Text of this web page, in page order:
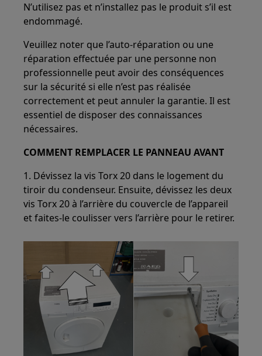
N’utilisez pas et n’installez pas le produit s’il est
endommagé.
Veuillez noter que l’auto‑réparation ou une
réparation effectuée par une personne non
professionnelle peut avoir des conséquences
sur la sécurité si elle n’est pas réalisée
correctement et peut annuler la garantie. Il est
essentiel de disposer des connaissances
nécessaires.
COMMENT REMPLACER LE PANNEAU AVANT
1. Dévissez la vis Torx 20 dans le logement du
tiroir du condenseur. Ensuite, dévissez les deux
vis Torx 20 à l’arrière du couvercle de l’appareil
et faites-le coulisser vers l’arrière pour le retirer.